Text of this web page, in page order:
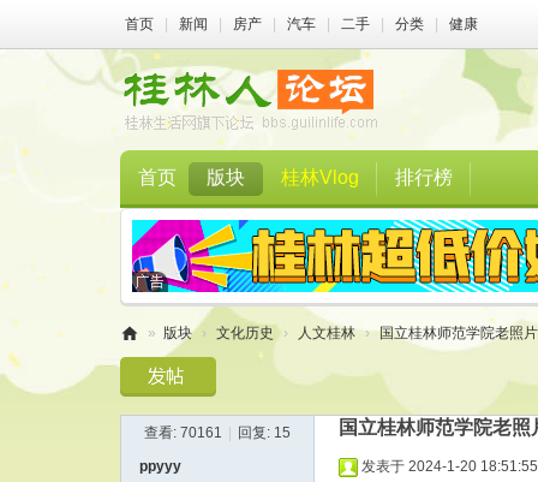
首页 新闻 房产 汽车 二手 分类 健康
首页 版块 桂林Vlog 排行榜
林
» 版块 › 文化历史 › 人文桂林 › 国立桂林师范学院老照片
查看: 70161 回复: 15 国立桂林师范学院老照
ppyyy 发表于 2024-1-20 18:51:55